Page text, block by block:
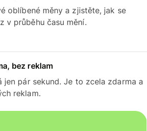
oblíbené měny a zjistěte, jak se
v průběhu času mění.
bez reklam
jen pár sekund. Je to zcela zdarma a
reklam.